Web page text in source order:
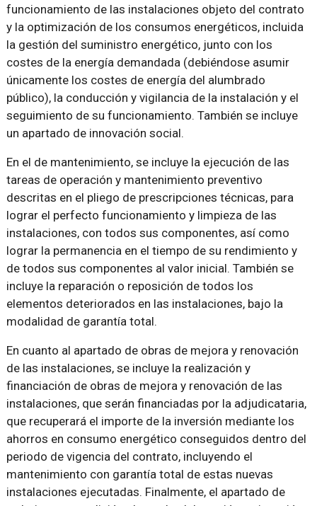
funcionamiento de las instalaciones objeto del contrato
y la optimización de los consumos energéticos, incluida
la gestión del suministro energético, junto con los
costes de la energía demandada (debiéndose asumir
únicamente los costes de energía del alumbrado
público), la conducción y vigilancia de la instalación y el
seguimiento de su funcionamiento. También se incluye
un apartado de innovación social.
En el de mantenimiento, se incluye la ejecución de las
tareas de operación y mantenimiento preventivo
descritas en el pliego de prescripciones técnicas, para
lograr el perfecto funcionamiento y limpieza de las
instalaciones, con todos sus componentes, así como
lograr la permanencia en el tiempo de su rendimiento y
de todos sus componentes al valor inicial. También se
incluye la reparación o reposición de todos los
elementos deteriorados en las instalaciones, bajo la
modalidad de garantía total.
En cuanto al apartado de obras de mejora y renovación
de las instalaciones, se incluye la realización y
financiación de obras de mejora y renovación de las
instalaciones, que serán financiadas por la adjudicataria,
que recuperará el importe de la inversión mediante los
ahorros en consumo energético conseguidos dentro del
periodo de vigencia del contrato, incluyendo el
mantenimiento con garantía total de estas nuevas
instalaciones ejecutadas. Finalmente, el apartado de